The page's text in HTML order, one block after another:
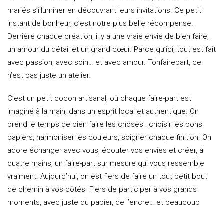
mariés s’illuminer en découvrant leurs invitations. Ce petit
instant de bonheur, c’est notre plus belle récompense.
Derrière chaque création, il y a une vraie envie de bien faire,
un amour du détail et un grand cœur. Parce qu’ici, tout est fait
avec passion, avec soin… et avec amour. Tonfairepart, ce
n’est pas juste un atelier.
C’est un petit cocon artisanal, où chaque faire-part est
imaginé à la main, dans un esprit local et authentique. On
prend le temps de bien faire les choses : choisir les bons
papiers, harmoniser les couleurs, soigner chaque finition. On
adore échanger avec vous, écouter vos envies et créer, à
quatre mains, un faire-part sur mesure qui vous ressemble
vraiment. Aujourd’hui, on est fiers de faire un tout petit bout
de chemin à vos côtés. Fiers de participer à vos grands
moments, avec juste du papier, de l’encre… et beaucoup